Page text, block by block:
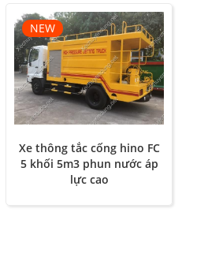
NEW
Xe thông tắc cống hino FC
5 khối 5m3 phun nước áp
lực cao